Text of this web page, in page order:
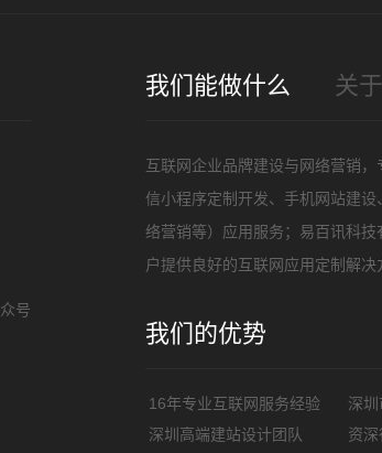
号
我们能做什么 关
互联网企业品牌建设与网络营销
信小程序定制开发、手机网站建
络营销等）应用服务；易百讯科
户提供良好的互联网应用定制解
我们的优势
16年专业互联网服务经验 深
深圳高端建站设计团队
资深